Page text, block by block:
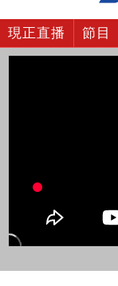
現正直播 節目